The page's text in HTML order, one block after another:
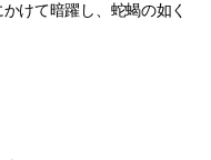
けて暗躍し、蛇蝎の如く